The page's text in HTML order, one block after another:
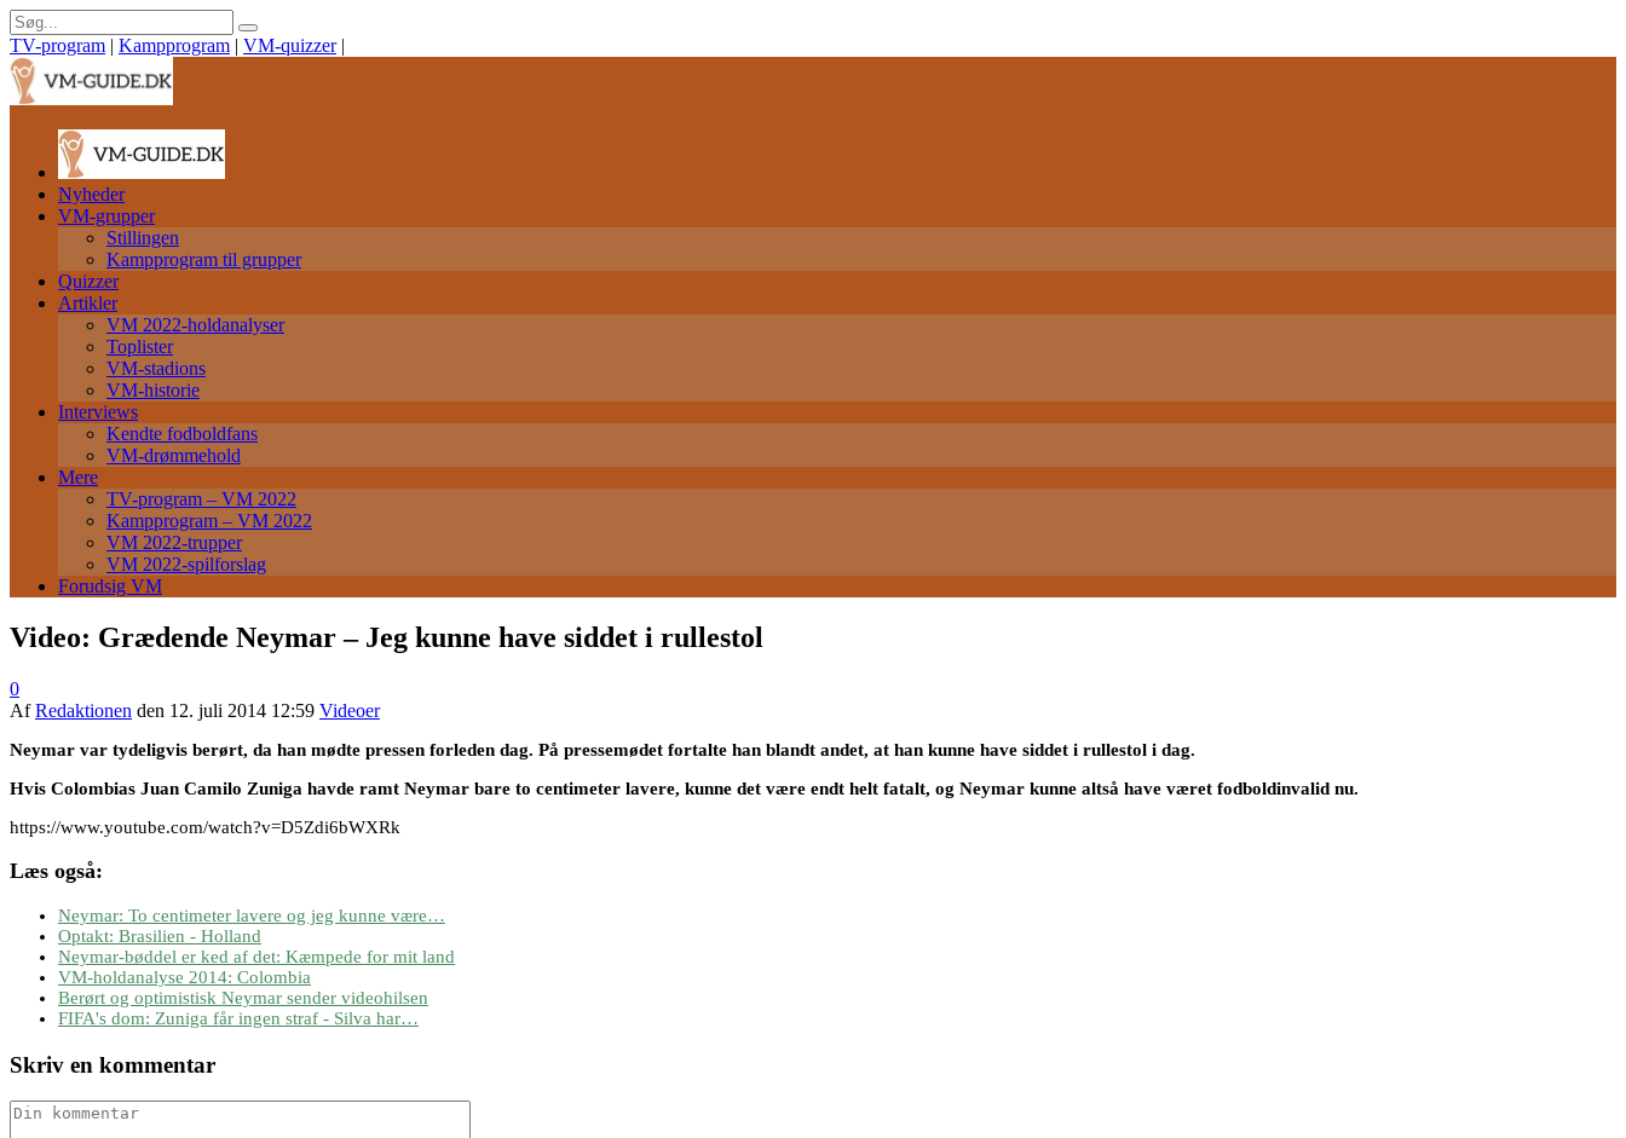
TV-program | Kampprogram | VM-quizzer |
Nyheder
VM-grupper
Stillingen
Kampprogram til grupper
Quizzer
Artikler
VM 2022-holdanalyser
Toplister
VM-stadions
VM-historie
Interviews
Kendte fodboldfans
VM-drømmehold
Mere
TV-program – VM 2022
Kampprogram – VM 2022
VM 2022-trupper
VM 2022-spilforslag
Forudsig VM
Video: Grædende Neymar – Jeg kunne have siddet i rullestol
0
AfRedaktionen den 12. juli 2014 12:59 Videoer
Neymar var tydeligvis berørt, da han mødte pressen forleden dag. På pressemødet fortalte han blandt andet, at han kunne have siddet i rullestol i dag.
Hvis Colombias Juan Camilo Zuniga havde ramt Neymar bare to centimeter lavere, kunne det være endt helt fatalt, og Neymar kunne altså have været fodboldinvalid nu.
https://www.youtube.com/watch?v=D5Zdi6bWXRk
Læs også:
Neymar: To centimeter lavere og jeg kunne være…
Optakt: Brasilien - Holland
Neymar-bøddel er ked af det: Kæmpede for mit land
VM-holdanalyse 2014: Colombia
Berørt og optimistisk Neymar sender videohilsen
FIFA's dom: Zuniga får ingen straf - Silva har…
Skriv en kommentar